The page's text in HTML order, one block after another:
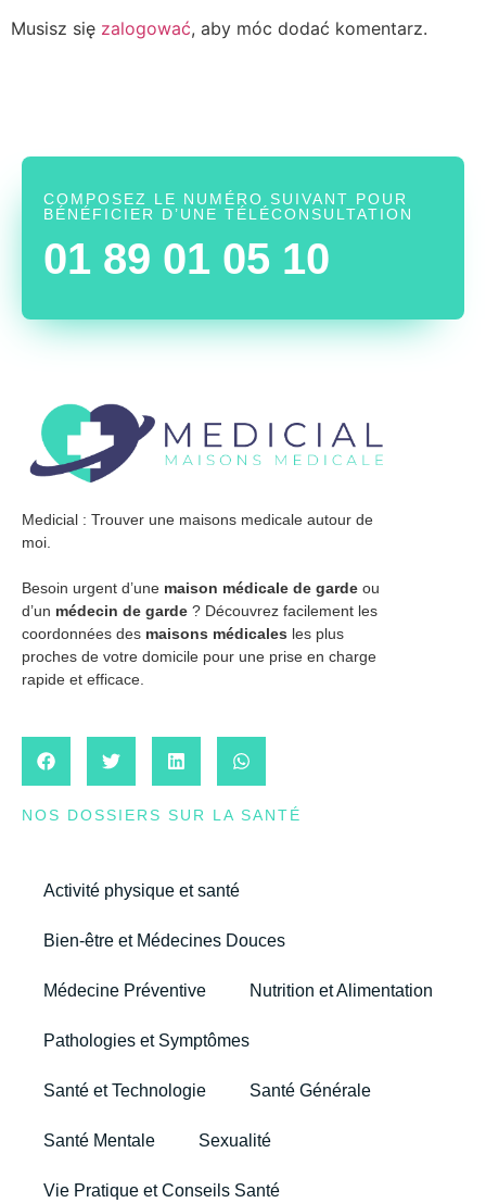
Musisz się zalogować, aby móc dodać komentarz.
COMPOSEZ LE NUMÉRO SUIVANT POUR
BÉNÉFICIER D’UNE TÉLÉCONSULTATION
01 89 01 05 10
Medicial : Trouver une maisons medicale autour de
moi.
Besoin urgent d’une maison médicale de garde ou
d’un médecin de garde ? Découvrez facilement les
coordonnées des maisons médicales les plus
proches de votre domicile pour une prise en charge
rapide et efficace.
NOS DOSSIERS SUR LA SANTÉ
Activité physique et santé
Bien-être et Médecines Douces
Médecine Préventive Nutrition et Alimentation
Pathologies et Symptômes
Santé et Technologie Santé Générale
Santé Mentale Sexualité
Vie Pratique et Conseils Santé